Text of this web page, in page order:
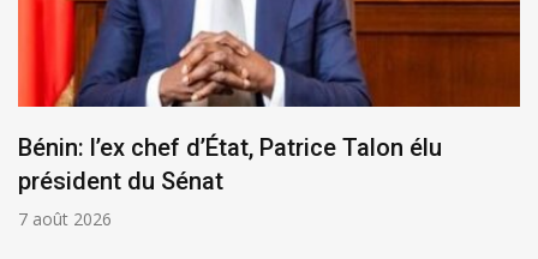
Bénin: l’ex chef d’État, Patrice Talon élu
président du Sénat
7 août 2026